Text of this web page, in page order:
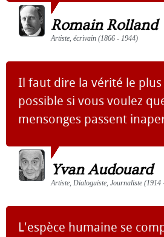
Romain Rolland
Artiste, écrivain (1866 - 1944)
Il faut dire la vérité le
possible si vous voulez
mensonges passent
Yvan Audouard
Artiste, Dialoguiste, Journaliste (1914
L'espèce humaine se